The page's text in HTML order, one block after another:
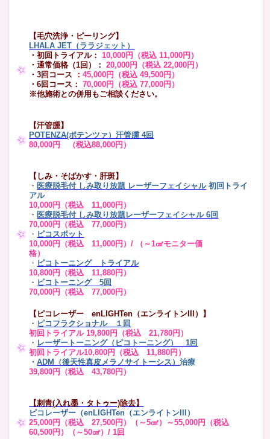
【毛穴洗浄・ピーリング】
LHALA JET（ララジェット）
・初回トライアル：10,000円（税込 11,000円）
・通常価格（1回）：
20,000円（税込 22,000円）
・3回コース ：45,000円（税込 49,500円）
・6回コース：
70,000円（税込 77,000円）
※他施術との併用もご相談ください。
【汗管腫】
POTENZA(ポテンツァ）汗管腫 4回
80,000円 （税込88,000円）
【しみ・そばかす・肝斑】
・ 医療脱毛付 しみ取り放題 レーザーフェイシャル 初回トライ
アル
10,000円（税込 11,000円）
・ 医療脱毛付 しみ取り放題レーザーフェイシャル 6回
70,000円（税込 77,000円）
・ ピコスポット
10,000円（税込 11,000円）/ （～1㎠モニター価
格）
・ ピコトーニング トライアル
10,800円（税込 11,880円）
・ ピコトーニング 5回
70,000円（税込 77,000円）
【ピコレーザー enLIGHTen（エンライトンIII）】
・ ピコフラクショナル １回
初回トライアル 19,800円（税込 21,780円）
・ レーザートーニング（ピコトーニング） 1回
初回トライアル10,800円（税込 11,880円）
・ADM（後天性真皮メラノサイトーシス）治療
39,800円（税込 43,780円）
【刺青(入れ墨・タトゥー)除去】
ピコレーザー（enLIGHTen（エンライトンIII）
25,000円（税込 27,500円）（～5㎠）～55,000円（税込
60,500円）（～50㎠）/ 1回